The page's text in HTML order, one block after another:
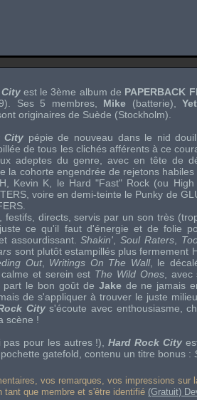
est le 3ème album de PAPERBACK
Ses 5 membres, Mike (batterie),
originaires de Suède (Stockholm).
City pépie de nouveau dans le nid
de tous les clichés afférents à ce
adeptes du genre, avec en tête de
la cohorte engendrée de rejetons habiles
Kevin K , le Hard "Fast" Rock (ou
, voire en demi-teinte le Punky de
festifs, directs, servis par un son très
ce qu'il faut d'énergie et de folie
assourdissant.Shakin' ,Soul Raters,
sont plutôt estampillés plus fermement
Out, Writings On The Wall, le
et serein est The Wild Ones, avec
part le bon goût de Jake de ne jamais
de s'appliquer à trouver le juste
Citys'écoute avec enthousiasme,
scène !
pas pour les autres !),Hard Rock City
gatefold , contenu un titre bonus :
vos remarques, vos impressions sur
tant que membre et s'être identifié (Gratuit)